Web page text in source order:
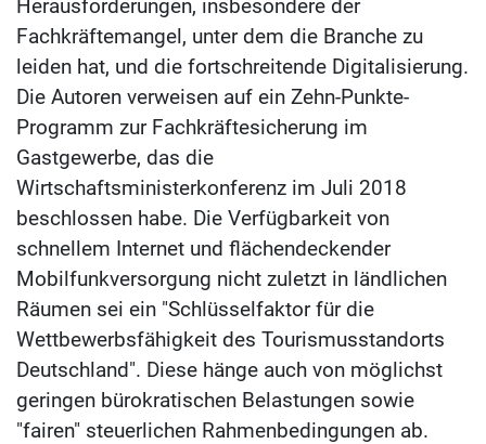
Herausforderungen, insbesondere der
Fachkräftemangel, unter dem die Branche zu
leiden hat, und die fortschreitende Digitalisierung.
Die Autoren verweisen auf ein Zehn-Punkte-
Programm zur Fachkräftesicherung im
Gastgewerbe, das die
Wirtschaftsministerkonferenz im Juli 2018
beschlossen habe. Die Verfügbarkeit von
schnellem Internet und flächendeckender
Mobilfunkversorgung nicht zuletzt in ländlichen
Räumen sei ein "Schlüsselfaktor für die
Wettbewerbsfähigkeit des Tourismusstandorts
Deutschland". Diese hänge auch von möglichst
geringen bürokratischen Belastungen sowie
"fairen" steuerlichen Rahmenbedingungen ab.